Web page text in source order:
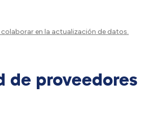
en la actualización de datos.
de proveedores